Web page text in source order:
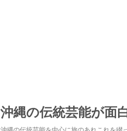
沖縄の伝統芸能が面